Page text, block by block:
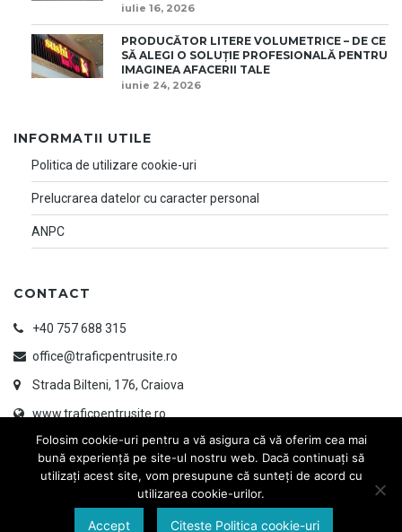
iulie 16, 2026
PRODUCĂTOR LITERE VOLUMETRICE – DE CE
SĂ ALEGI O SOLUȚIE PROFESIONALĂ PENTRU
IMAGINEA AFACERII TALE
iunie 24, 2026
INFORMATII UTILE
Politica de utilizare cookie-uri
Prelucrarea datelor cu caracter personal
ANPC
CONTACT
+40 757 688 315
office@traficpentrusite.ro
Strada Bilteni, 176, Craiova
www.traficpentrusite.ro
Folosim cookie-uri pentru a vă asigura că vă oferim cea mai
bună experiență pe site-ul nostru web. Dacă continuați să
utilizați acest site, vom presupune că sunteți de acord cu
utilizarea cookie-urilor.
Accept Citeste Politica cookie-uri